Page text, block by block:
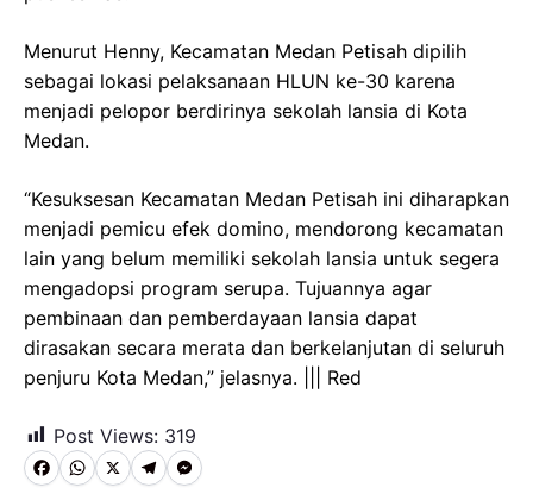
Menurut Henny, Kecamatan Medan Petisah dipilih
sebagai lokasi pelaksanaan HLUN ke-30 karena
menjadi pelopor berdirinya sekolah lansia di Kota
Medan.
“Kesuksesan Kecamatan Medan Petisah ini diharapkan
menjadi pemicu efek domino, mendorong kecamatan
lain yang belum memiliki sekolah lansia untuk segera
mengadopsi program serupa. Tujuannya agar
pembinaan dan pemberdayaan lansia dapat
dirasakan secara merata dan berkelanjutan di seluruh
penjuru Kota Medan,” jelasnya. ||| Red
Post Views: 319
F WX T M